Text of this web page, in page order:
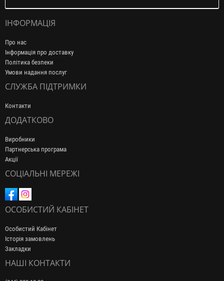
ІНФОРМАЦІЯ
Про нас
Інформація про доставку
Політика безпеки
Умови надання послуг
СЛУЖБА ПІДТРИМКИ
Контакти
ДОДАТКОВО
Виробники
Партнерська програма
Акції
СОЦІАЛЬНІ МЕРЕЖІ
ОСОБИСТИЙ КАБІНЕТ
Особистий Кабінет
Історія замовлень
Закладки
НАШІ КОНТАКТИ